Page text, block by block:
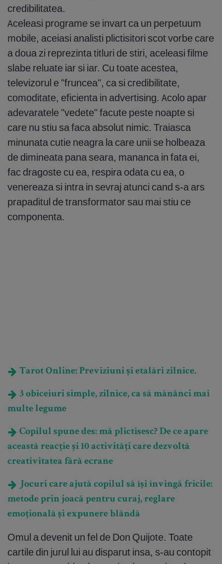
credibilitatea.
Aceleasi programe se invart ca un perpetuum
mobile, aceiasi analisti plictisitori scot vorbe care
a doua zi reprezinta titluri de stiri, aceleasi filme
slabe reluate iar si iar. Cu toate acestea,
televizorul e "fruncea", ca si credibilitate,
comoditate, eficienta in advertising. Acolo apar
adevaratele "vedete" facute peste noapte si
care nu stiu sa faca absolut nimic. Traiasca
minunata cutie neagra la care unii se holbeaza
de dimineata pana seara, mananca in fata ei,
fac dragoste cu ea, respira odata cu ea, o
venereaza si intra in sevraj atunci cand s-a ars
prapaditul de transformator sau mai stiu ce
componenta.
Tarot Online: Previziuni și etalări zilnice.
3 obiceiuri simple, zilnice, ca să mănânci mai
multe legume
Copilul spune des: mă plictisesc? De ce apare
această reacție și 10 activități care dezvoltă
creativitatea fără ecrane
Jocuri care ajută copilul să își învingă fricile:
metode prin joacă pentru curaj, reglare
emoțională și expunere blândă
Omul a devenit un fel de Don Quijote. Toate
cartile din jurul lui au disparut insa, s-au contopit